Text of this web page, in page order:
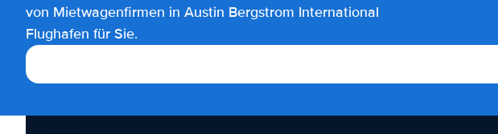
von Mietwagenfirmen in Austin Bergstrom International
Flughafen für Sie.